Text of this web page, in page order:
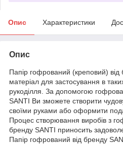
Опис Характеристики
Опис
Папір гофрований (креповий)
матеріал для застосування в
рукоділля. За допомогою
SANTI Ви зможете створити
своїми руками або оформити
Процес створювання виробів з
бренду SANTI приносить
Папір гофрований від бренду